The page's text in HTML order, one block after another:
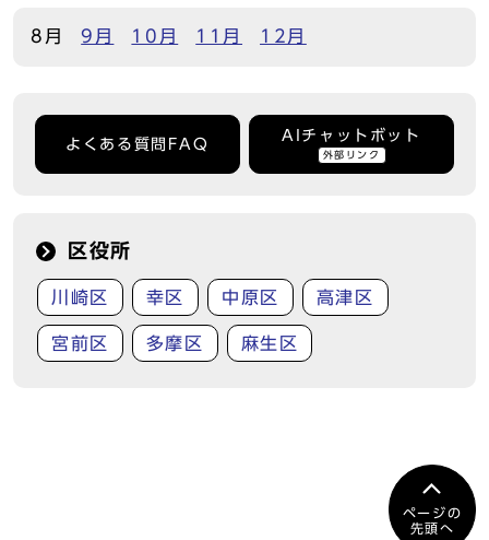
8月 9月 10月 11月 12月
よくある質問FAQ
AIチャットボット
外部リンク
区役所
川崎区 幸区 中原区 高津区
宮前区 多摩区 麻生区
ページの
先頭へ